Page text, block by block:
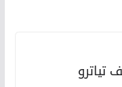
تياترو